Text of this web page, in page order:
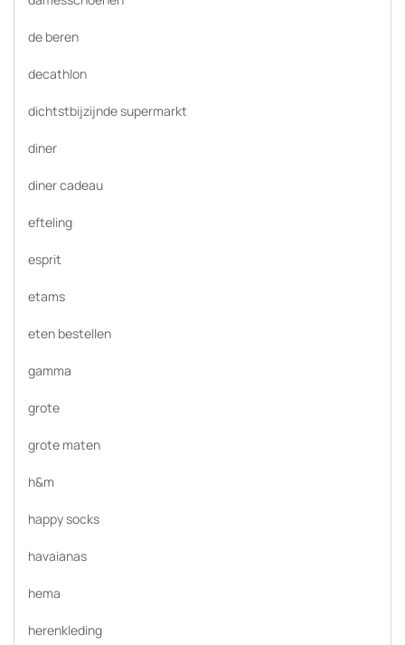
de beren
decathlon
dichtstbijzijnde supermarkt
diner
diner cadeau
efteling
esprit
etams
eten bestellen
gamma
grote
grote maten
h&m
happy socks
havaianas
hema
herenkleding